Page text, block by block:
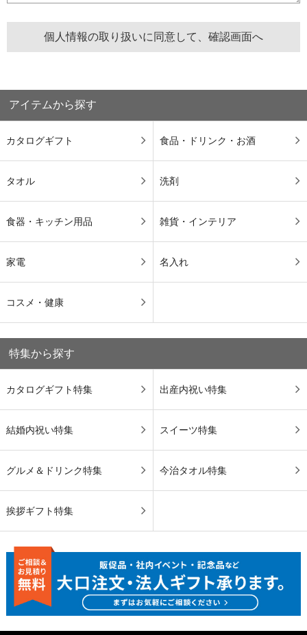
アイテムから探す
カタログギフト 食品・ドリンク・お酒
タオル 洗剤
食器・キッチン用品 雑貨・インテリア
家電 名入れ
コスメ・健康
特集から探す
カタログギフト特集 出産内祝い特集
結婚内祝い特集 スイーツ特集
グルメ＆ドリンク特集 今治タオル特集
挨拶ギフト特集